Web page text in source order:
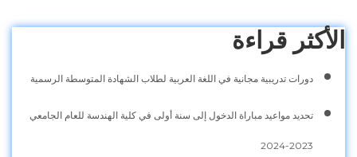
الأكثر قراءة
دورات تدريبية مجانية في اللغة العربية لطلاب الشهادة المتوسطة الرسمية
تحديد مواعيد مباراة الدخول إلى سنة أولى في كلية الهندسة للعام الجامعي
2023-2024